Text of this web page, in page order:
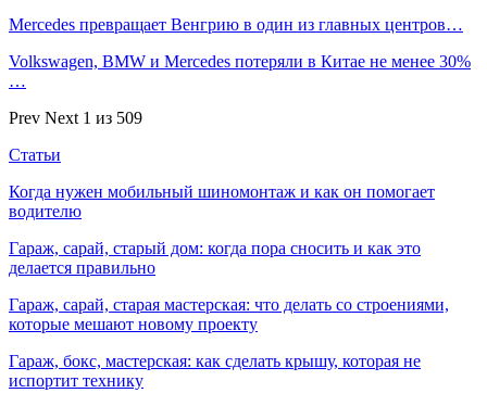
Mercedes превращает Венгрию в один из главных центров…
Volkswagen, BMW и Mercedes потеряли в Китае не менее 30%
…
Prev Next 1 из 509
Статьи
Когда нужен мобильный шиномонтаж и как он помогает
водителю
Гараж, сарай, старый дом: когда пора сносить и как это
делается правильно
Гараж, сарай, старая мастерская: что делать со строениями,
которые мешают новому проекту
Гараж, бокс, мастерская: как сделать крышу, которая не
испортит технику